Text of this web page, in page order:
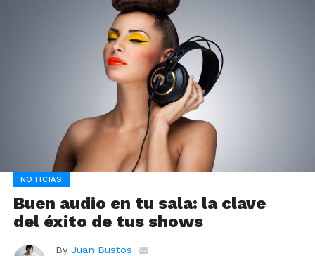
NOTICIAS
Buen audio en tu sala: la clave
del éxito de tus shows
By Juan Bustos